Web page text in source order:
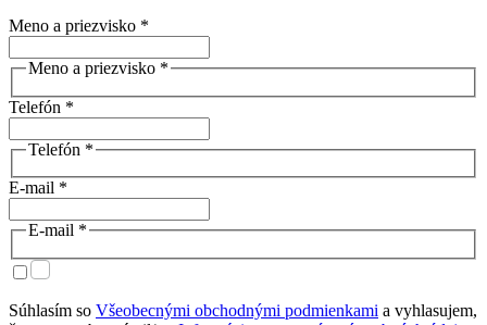
Meno a priezvisko *
Meno a priezvisko *
Telefón *
Telefón *
E-mail *
E-mail *
Súhlasím so Všeobecnými obchodnými podmienkami a vyhlasujem,